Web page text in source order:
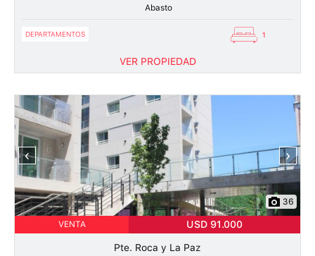
Abasto
DEPARTAMENTOS 1
VER PROPIEDAD
‹ ›
36
VENTA USD 91.000
Pte. Roca y La Paz